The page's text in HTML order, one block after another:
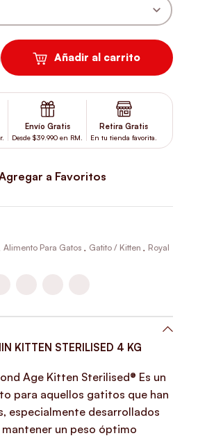
STERILISED 4 KG CANTIDAD
Añadir al carrito
Envío Gratis
Desde $39.990 en RM.
Retira Gratis
En tu tienda favorita.
a Favoritos
Alimento Para Gatos , Gatito / Kitten , Royal
KITTEN STERILISED 4 KG
Age Kitten Sterilised® Es un
para aquellos gatitos que han
especialmente desarrollados
un peso óptimo